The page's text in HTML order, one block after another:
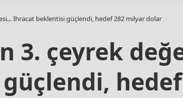
İhracat beklentisi güçlendi, hedef 282 milyar dolar
3. çeyrek